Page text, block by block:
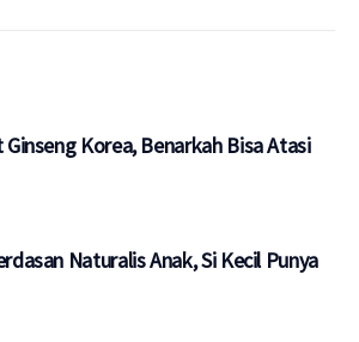
Korea, Benarkah Bisa Atasi
Naturalis Anak, Si Kecil Punya